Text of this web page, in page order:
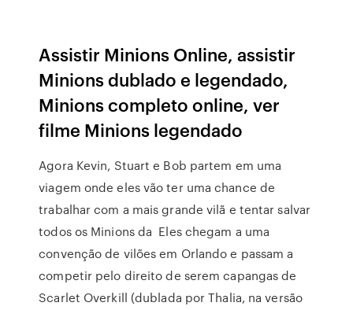
Assistir Minions Online, assistir
Minions dublado e legendado,
Minions completo online, ver
filme Minions legendado
Agora Kevin, Stuart e Bob partem em uma
viagem onde eles vão ter uma chance de
trabalhar com a mais grande vilã e tentar salvar
todos os Minions da Eles chegam a uma
convenção de vilões em Orlando e passam a
competir pelo direito de serem capangas de
Scarlet Overkill (dublada por Thalia, na versão